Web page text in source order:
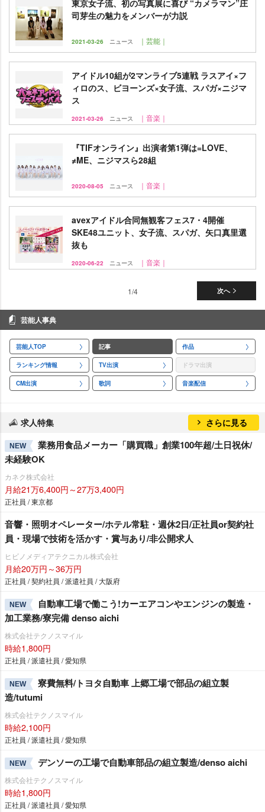
東京女子流、初の写真展に喜び “カメラマン”庄
司芽生の魅力をメンバーが力説
2021-03-26 ニュース ｜芸能｜
アイドル10組が2マンライブ5連戦 ラスアイ×フ
ィロのス、ビヨーンズ×女子流、スパガ×ニジマ
ス
2021-03-26 ニュース ｜音楽｜
『TIFオンライン』出演者第1弾は=LOVE、
≠ME、ニジマスら28組
2020-08-05 ニュース ｜音楽｜
avexアイドル合同無観客フェス7・4開催
SKE48ユニット、女子流、スパガ、矢口真里選
抜も
2020-06-22 ニュース ｜音楽｜
次へ
1/4
芸能人事典
芸能人TOP 記事 作品
ランキング情報 TV出演 ドラマ出演
CM出演 歌詞 音楽配信
求人特集 さらに見る
NEW
業務用食品メーカー「購買職」創業100年超/土日祝休/
未経験OK
カネク株式会社
月給21万6,400円～27万3,400円
正社員 / 東京都
音響・照明オペレーター/ホテル常駐・週休2日/正社員or契約社
員・現場で技術を活かす・賞与あり/非公開求人
ヒビノメディアテクニカル株式会社
月給20万円～36万円
正社員 / 契約社員 / 派遣社員 / 大阪府
NEW
自動車工場で働こう!カーエアコンやエンジンの製造・
加工業務/寮完備 denso aichi
株式会社テクノスマイル
時給1,800円
正社員 / 派遣社員 / 愛知県
NEW
寮費無料/トヨタ自動車 上郷工場で部品の組立製
造/tutumi
株式会社テクノスマイル
時給2,100円
正社員 / 派遣社員 / 愛知県
NEW デンソーの工場で自動車部品の組立製造/denso aichi
株式会社テクノスマイル
時給1,800円
正社員 / 派遣社員 / 愛知県